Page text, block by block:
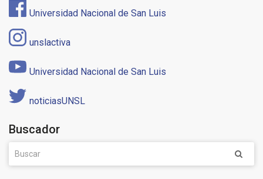
Universidad Nacional de San Luis
unslactiva
Universidad Nacional de San Luis
noticiasUNSL
Buscador